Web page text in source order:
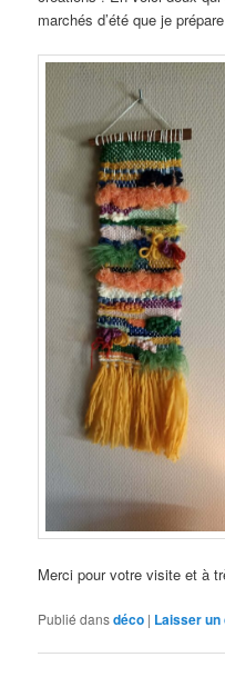
marchés d’été que je
Merci pour votre visite et à
Publié dansdéco | Laisser